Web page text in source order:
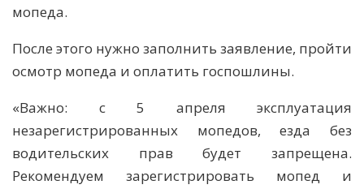
мопеда.
После этого нужно заполнить заявление, пройти
осмотр мопеда и оплатить госпошлины.
«Важно: с 5 апреля эксплуатация
незарегистрированных мопедов, езда без
водительских прав будет запрещена.
Рекомендуем зарегистрировать мопед и